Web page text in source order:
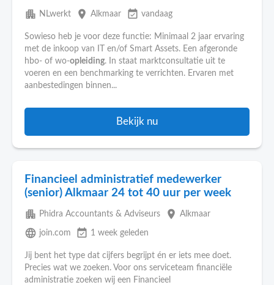
apartment NLwerkt place Alkmaar event_available vandaag
Sowieso heb je voor deze functie: Minimaal 2 jaar ervaring
met de inkoop van IT en/of Smart Assets. Een afgeronde
hbo- of wo-opleiding. In staat marktconsultatie uit te
voeren en een benchmarking te verrichten. Ervaren met
aanbestedingen binnen...
Bekijk nu
Financieel administratief medewerker
(senior) Alkmaar 24 tot 40 uur per week
apartment Phidra Accountants & Adviseurs place Alkmaar
language join.com event_available 1 week geleden
Jij bent het type dat cijfers begrijpt én er iets mee doet.
Precies wat we zoeken. Voor ons serviceteam financiële
administratie zoeken wij een Financieel